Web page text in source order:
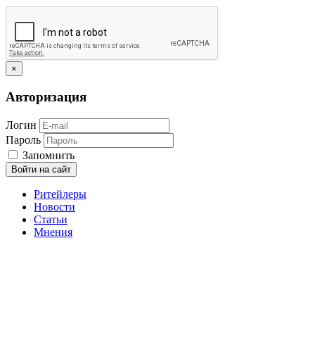
×
Авторизация
Логин
Пароль
Запомнить
Войти на сайт
Ритейлеры
Новости
Статьи
Мнения